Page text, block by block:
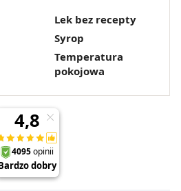
Lek bez recepty
Syrop
Temperatura
pokojowa